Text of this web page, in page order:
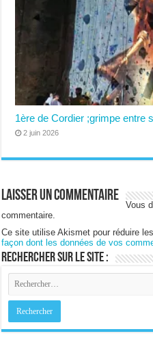
1ère de Cordier ;grimpe entre
2 juin 2026
Laisser un commentaire
Vous
commentaire.
Ce site utilise Akismet pour réduire
façon dont les données de vos
Rechercher sur le site :